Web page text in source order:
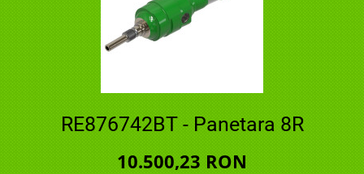
RE876742BT - Panetara 8R
10.500,23 RON